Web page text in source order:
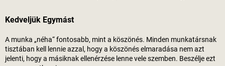
Kedveljük Egymást
A munka „néha“ fontosabb, mint a köszönés. Minden munkatársnak
tisztában kell lennie azzal, hogy a köszönés elmaradása nem azt
jelenti, hogy a másiknak ellenérzése lenne vele szemben. Beszélje ezt